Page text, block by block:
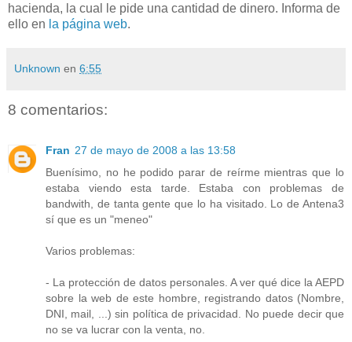
hacienda, la cual le pide una cantidad de dinero. Informa de
ello en la página web.
Unknown en 6:55
8 comentarios:
Fran 27 de mayo de 2008 a las 13:58
Buenísimo, no he podido parar de reírme mientras que lo
estaba viendo esta tarde. Estaba con problemas de
bandwith, de tanta gente que lo ha visitado. Lo de Antena3
sí que es un "meneo"
Varios problemas:
- La protección de datos personales. A ver qué dice la AEPD
sobre la web de este hombre, registrando datos (Nombre,
DNI, mail, ...) sin política de privacidad. No puede decir que
no se va lucrar con la venta, no.